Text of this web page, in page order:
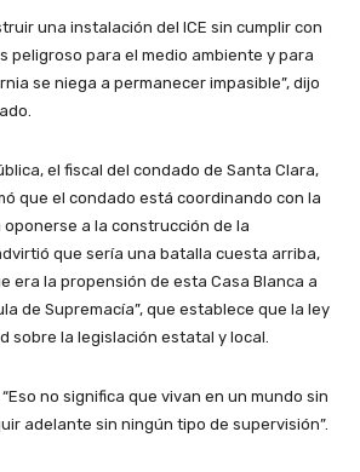
una instalación del ICE sin cumplir con
peligroso para el medio ambiente y para
se niega a permanecer impasible”, dijo
el fiscal del condado de Santa Clara,
que el condado está coordinando con la
a la construcción de la
que sería una batalla cuesta arriba,
era la propensión de esta Casa Blanca a
de Supremacía”, que establece que la ley
sobre la legislación estatal y local.
no significa que vivan en un mundo sin
adelante sin ningún tipo de supervisión”.